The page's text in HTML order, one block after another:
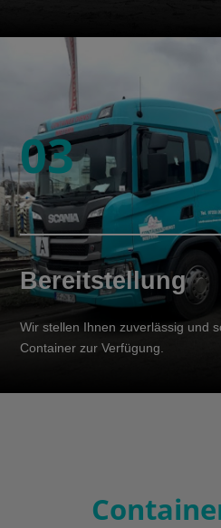
03
Bereitstellung
Wir stellen Ihnen zuverlässig und
Container zur Verfügung.